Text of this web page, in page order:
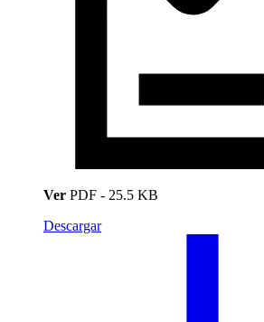
Ver PDF - 25.5 KB
Descargar